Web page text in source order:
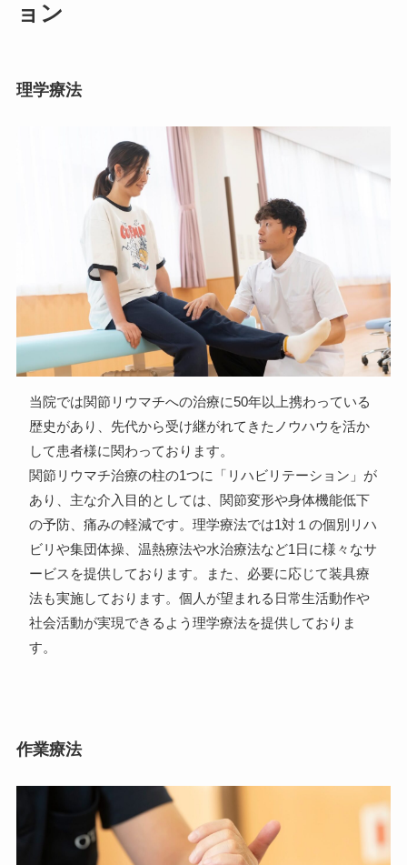
ョン
理学療法
当院では関節リウマチへの治療に50年以上携わっている
歴史があり、先代から受け継がれてきたノウハウを活か
して患者様に関わっております。
関節リウマチ治療の柱の1つに「リハビリテーション」が
あり、主な介入目的としては、関節変形や身体機能低下
の予防、痛みの軽減です。理学療法では1対１の個別リハ
ビリや集団体操、温熱療法や水治療法など1日に様々なサ
ービスを提供しております。また、必要に応じて装具療
法も実施しております。個人が望まれる日常生活動作や
社会活動が実現できるよう理学療法を提供しておりま
す。
作業療法